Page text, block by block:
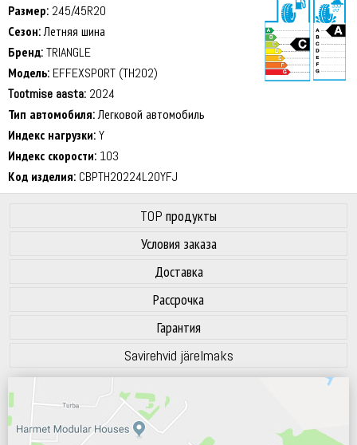
Размер: 245/45R20
Сезон:Летняя шина
Бренд:TRIANGLE
Модель: EFFEXSPORT (TH202)
Tootmise aasta: 2024
Тип автомобиля:Легковой автомобиль
Индекс нагрузки:Y
Индекс скорости: 103
Код изделия: CBPTH20224L20YFJ
TOP продукты
Условия заказа
Доставка
Рассрочка
Гарантия
Savirehvid järelmaks